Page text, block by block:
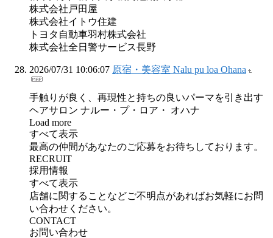
株式会社戸田屋
株式会社イトウ住建
トヨタ自動車羽村株式会社
株式会社全日警サービス長野
2026/07/31 10:06:07 原宿・美容室 Nalu pu loa Ohana
手触りが良く、再現性と持ちの良いパーマを引き出す
ヘアサロン ナルー・プ・ロア・ オハナ
Load more
すべて表示
最高の仲間があなたのご応募をお待ちしております。
RECRUIT
採用情報
すべて表示
店舗に関することなどご不明点があればお気軽にお問
い合わせください。
CONTACT
お問い合わせ